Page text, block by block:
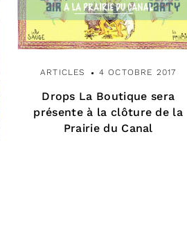
ARTICLES 4 OCTOBRE 2017
Drops La Boutique sera
présente à la clôture de la
Prairie du Canal